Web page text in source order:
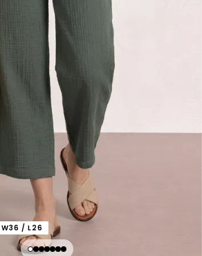
/ L26